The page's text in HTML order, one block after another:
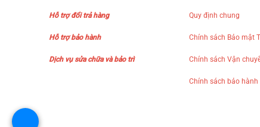
Hỗ trợ đổi trả hàng
Hỗ trợ bảo hành
Dịch vụ sửa chữa và bảo trì
Quy định chung
Chính sách Bảo mật
Chính sách Vận
Chính sách bảo hành